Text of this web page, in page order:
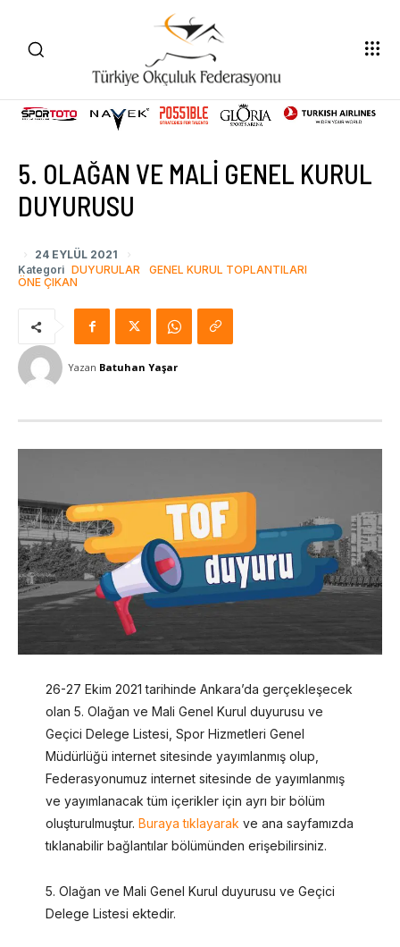
5. OLAĞAN VE MALİ GENEL KURUL
DUYURUSU
24 EYLÜL 2021
Kategori DUYURULAR
GENEL KURUL TOPLANTILARI
ÖNE ÇIKAN
Yazan Batuhan Yaşar
26-27 Ekim 2021 tarihinde Ankara’da gerçekleşecek
olan 5. Olağan ve Mali Genel Kurul duyurusu ve
Geçici Delege Listesi, Spor Hizmetleri Genel
Müdürlüğü internet sitesinde yayımlanmış olup,
Federasyonumuz internet sitesinde de yayımlanmış
ve yayımlanacak tüm içerikler için ayrı bir bölüm
oluşturulmuştur. Buraya tıklayarak ve ana sayfamızda
tıklanabilir bağlantılar bölümünden erişebilirsiniz.
5. Olağan ve Mali Genel Kurul duyurusu ve Geçici
Delege Listesi ektedir.